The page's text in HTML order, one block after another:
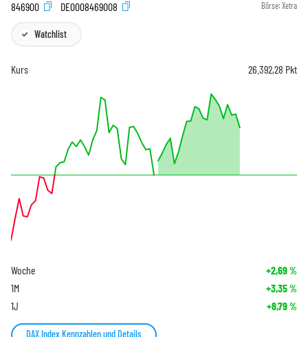
846900 DE0008469008 Börse: Xetra
Watchlist
Kurs 26.392,28 Pkt
Woche +2,69%
1M +3,35%
1J +8,79%
DAX Index Kennzahlen und Details